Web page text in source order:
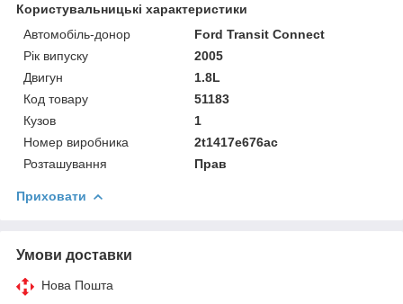
Користувальницькі характеристики
Автомобіль-донор
Ford Transit Connect
Рік випуску
2005
Двигун
1.8L
Код товару
51183
Кузов
1
Номер виробника
2t1417e676ac
Розташування
Прав
Приховати
Умови доставки
Нова Пошта